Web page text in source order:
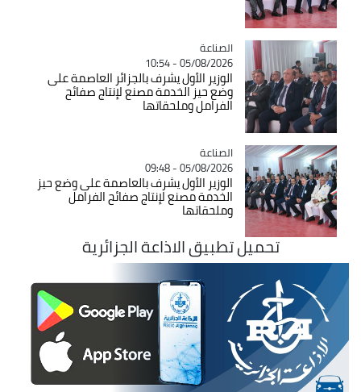
Catégorie
الصناعة
05/08/2026 - 10:54
الوزير الأول يشرف بالجزائر العاصمة على
وضع حيز الخدمة مصنع لإنتاج صفائح
الفرامل وملحقاتها
Catégorie
الصناعة
05/08/2026 - 09:48
الوزير الأول يشرف بالعاصمة على وضع حيز
الخدمة مصنع لإنتاج صفائح الفرامل
وملحقاتها
تحميل تطبيق الاذاعة الجزائرية